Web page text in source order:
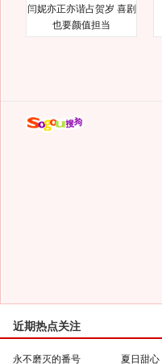
闫妮亦正亦谐占贺岁 喜剧
也要颜值担当
近期热点关注
永不磨灭的番号 夏日甜心